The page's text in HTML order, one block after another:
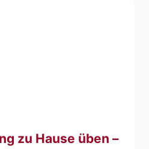
zu Hause üben –